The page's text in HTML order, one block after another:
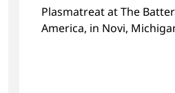
Plasmatreat at The
America, in Novi,